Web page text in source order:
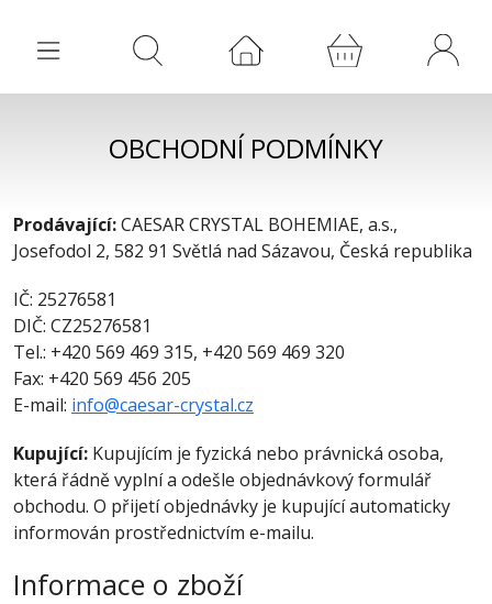
OBCHODNÍ PODMÍNKY
Prodávající:CAESAR CRYSTAL BOHEMIAE, a.s.,
Josefodol 2, 582 91 Světlá nad Sázavou, Česká republika
IČ: 25276581
DIČ: CZ25276581
Tel.: +420 569 469 315, +420 569 469 320
Fax: +420 569 456 205
E-mail: info@caesar-crystal.cz
Kupující: Kupujícím je fyzická nebo právnická osoba,
která řádně vyplní a odešle objednávkový formulář
obchodu. O přijetí objednávky je kupující automaticky
informován prostřednictvím e-mailu.
Informace o zboží